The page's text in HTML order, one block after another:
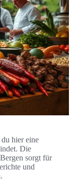
hier eine
Die
sorgt für
und